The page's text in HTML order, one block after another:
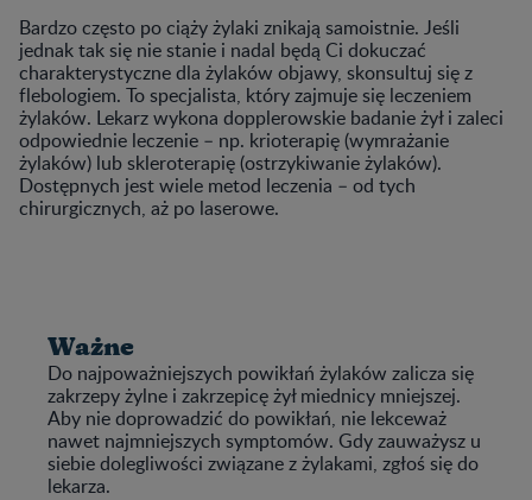
Bardzo często po ciąży żylaki znikają samoistnie. Jeśli
jednak tak się nie stanie i nadal będą Ci dokuczać
charakterystyczne dla żylaków objawy, skonsultuj się z
flebologiem. To specjalista, który zajmuje się leczeniem
żylaków. Lekarz wykona dopplerowskie badanie żył i zaleci
odpowiednie leczenie – np. krioterapię (wymrażanie
żylaków) lub skleroterapię (ostrzykiwanie żylaków).
Dostępnych jest wiele metod leczenia – od tych
chirurgicznych, aż po laserowe.
Ważne
Do najpoważniejszych powikłań żylaków zalicza się
zakrzepy żylne i zakrzepicę żył miednicy mniejszej.
Aby nie doprowadzić do powikłań, nie lekceważ
nawet najmniejszych symptomów. Gdy zauważysz u
siebie dolegliwości związane z żylakami, zgłoś się do
lekarza.